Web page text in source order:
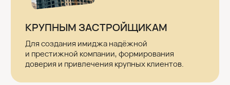
МАСТЕРАМ ПО РЕМОНТУ
И СТРОИТЕЛЬСТВУ
Чтобы вызывать доверие, упрощать первый
контакт с заказчиком и обеспечивать